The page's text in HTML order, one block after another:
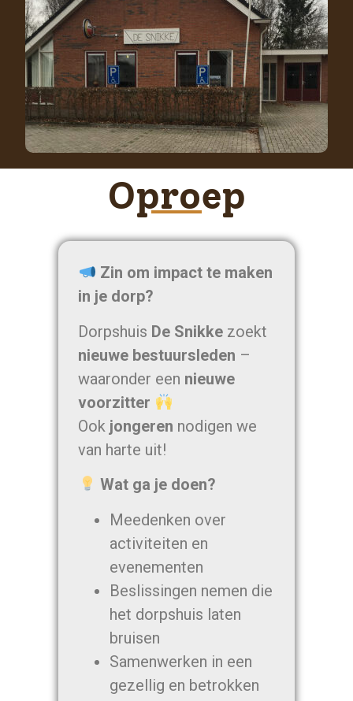
Oproep
Zin om impact te maken
in je dorp?
Dorpshuis De Snikke zoekt
nieuwe bestuursleden –
waaronder een nieuwe
voorzitter
Ook jongeren nodigen we
van harte uit!
Wat ga je doen?
Meedenken over
activiteiten en
evenementen
Beslissingen nemen die
het dorpshuis laten
bruisen
Samenwerken in een
gezellig en betrokken